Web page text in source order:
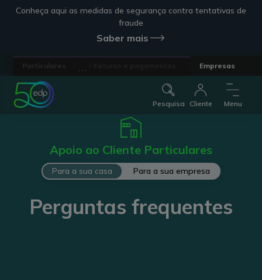
Conheça aqui as medidas de segurança contra tentativas de
fraude
Saber mais
Empresas
Pesquisa Cliente Menu
Apoio ao Cliente Particulares
Para a sua casa Para a sua empresa
Perguntas frequentes